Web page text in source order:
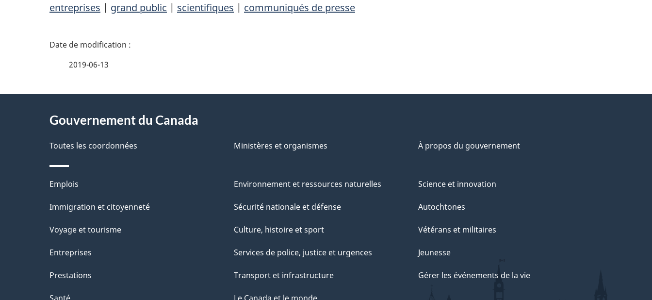
entreprises | grand public | scientifiques | communiqués de presse
D
a
l
s
d
e
l
a
p
2019-06-13
proposGouvernement du Canada
Toutes les coordonnées Ministères et organismes À propos du gouvernement
Thèmes
et
Emplois
Immigration et citoyenneté
Voyage et tourisme
Entreprises
Prestations
Environnement et ressources naturelles
Sécurité nationale et défense
Culture, histoire et sport
Services de police, justice et urgences
Transport et infrastructure
Science et innovation
Autochtones
Vétérans et militaires
Jeunesse
Gérer les événements de la vie